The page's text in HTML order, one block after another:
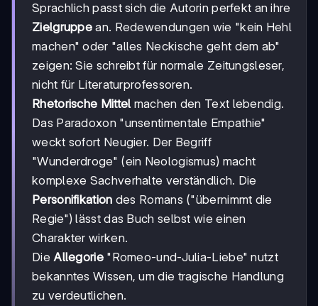
Sprachlich passt sich die Autorin perfekt an ihre
Zielgruppe an. Redewendungen wie "kein Hehl
machen" oder "alles Neckische geht dem ab"
zeigen: Sie schreibt für normale Zeitungsleser,
nicht für Literaturprofessoren.
Rhetorische Mittel machen den Text lebendig.
Das Paradoxon "unsentimentale Empathie"
weckt sofort Neugier. Der Begriff
"Wunderdroge" (ein Neologismus) macht
komplexe Sachverhalte verständlich. Die
Personifikation des Romans ("übernimmt die
Regie") lässt das Buch selbst wie einen
Charakter wirken.
DieAllegorie"Romeo-und-Julia-Liebe" nutzt
bekanntes Wissen, um die tragische Handlung
zu verdeutlichen.